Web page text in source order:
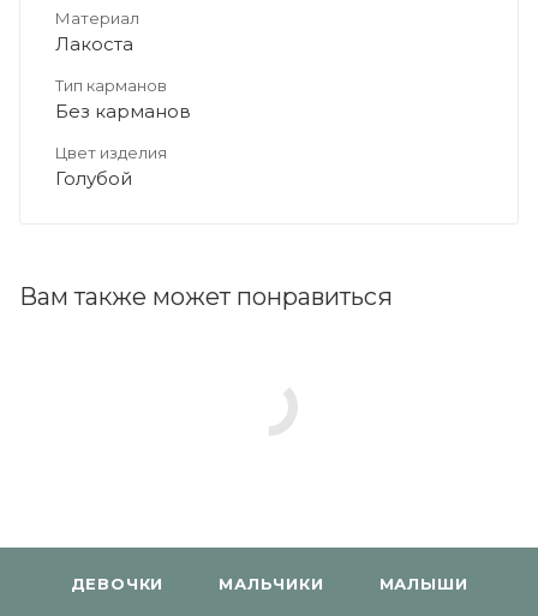
Материал
Лакоста
Тип карманов
Без карманов
Цвет изделия
Голубой
Вам также может понравиться
ДЕВОЧКИ МАЛЬЧИКИ МАЛЫШИ